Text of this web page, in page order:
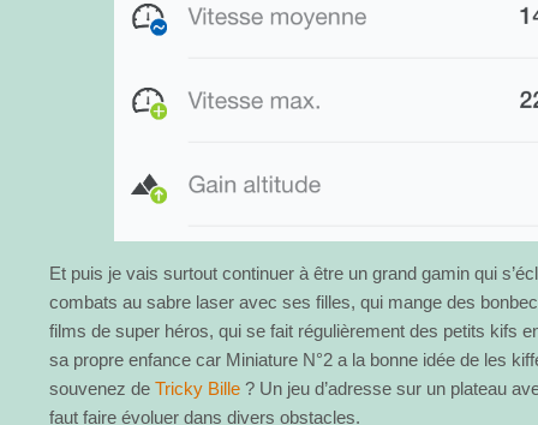
Et puis je vais surtout continuer à être un grand gamin qui
combats au sabre laser avec ses filles, qui mange des
films de super héros, qui se fait régulièrement des petits kifs
sa propre enfance car Miniature N°2 a la bonne idée de les
souvenez deTricky Bille ? Un jeu d’adresse sur un plateau
faut faire évoluer dans divers obstacles.